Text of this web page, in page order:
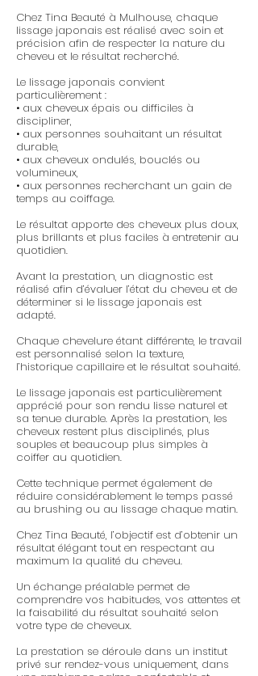
Chez Tina Beauté à Mulhouse, chaque
lissage japonais est réalisé avec soin et
précision afin de respecter la nature du
cheveu et le résultat recherché.
Le lissage japonais convient
particulièrement :
• aux cheveux épais ou difficiles à
discipliner,
• aux personnes souhaitant un résultat
durable,
• aux cheveux ondulés, bouclés ou
volumineux,
• aux personnes recherchant un gain de
temps au coiffage.
Le résultat apporte des cheveux plus doux,
plus brillants et plus faciles à entretenir au
quotidien.
Avant la prestation, un diagnostic est
réalisé afin d’évaluer l’état du cheveu et de
déterminer si le lissage japonais est
adapté.
Chaque chevelure étant différente, le travail
est personnalisé selon la texture,
l’historique capillaire et le résultat souhaité.
Le lissage japonais est particulièrement
apprécié pour son rendu lisse naturel et
sa tenue durable. Après la prestation, les
cheveux restent plus disciplinés, plus
souples et beaucoup plus simples à
coiffer au quotidien.
Cette technique permet également de
réduire considérablement le temps passé
au brushing ou au lissage chaque matin.
Chez Tina Beauté, l’objectif est d’obtenir un
résultat élégant tout en respectant au
maximum la qualité du cheveu.
Un échange préalable permet de
comprendre vos habitudes, vos attentes et
la faisabilité du résultat souhaité selon
votre type de cheveux.
La prestation se déroule dans un institut
privé sur rendez-vous uniquement, dans